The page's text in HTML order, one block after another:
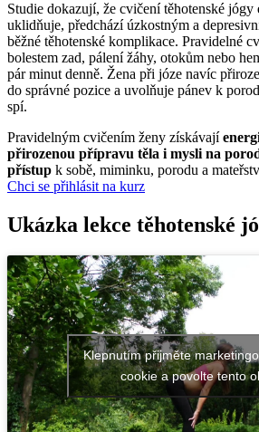
Studie dokazují, že cvičení těhotenské jógy
uklidňuje, předchází úzkostným a
běžné těhotenské komplikace. Pravidelné
bolestem zad, pálení žáhy, otokům nebo
pár minut denně. Žena při józe navíc
do správné pozice a uvolňuje pánev k
spí.
Pravidelným cvičením ženy získávají
přirozenou přípravu těla i mysli na
přístup k sobě, miminku, porodu a
Chci se přihlásit na kurz
Ukázka lekce těhotenské
Klepnutím přijměte
cookie a povolte tento